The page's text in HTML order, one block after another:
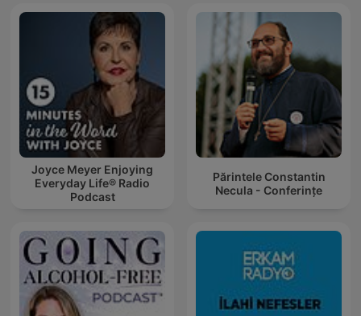
Joyce Meyer Enjoying
Everyday Life® Radio
Podcast
Părintele Constantin
Necula - Conferințe